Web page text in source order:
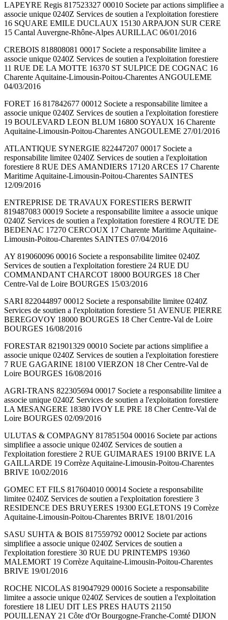
LAPEYRE Regis 817523327 00010 Societe par actions simplifiee a
associe unique 0240Z Services de soutien a l'exploitation forestiere
16 SQUARE EMILE DUCLAUX 15130 ARPAJON SUR CERE
15 Cantal Auvergne-Rhône-Alpes AURILLAC 06/01/2016
CREBOIS 818808081 00017 Societe a responsabilite limitee a
associe unique 0240Z Services de soutien a l'exploitation forestiere
11 RUE DE LA MOTTE 16370 ST SULPICE DE COGNAC 16
Charente Aquitaine-Limousin-Poitou-Charentes ANGOULEME
04/03/2016
FORET 16 817842677 00012 Societe a responsabilite limitee a
associe unique 0240Z Services de soutien a l'exploitation forestiere
19 BOULEVARD LEON BLUM 16800 SOYAUX 16 Charente
Aquitaine-Limousin-Poitou-Charentes ANGOULEME 27/01/2016
ATLANTIQUE SYNERGIE 822447207 00017 Societe a
responsabilite limitee 0240Z Services de soutien a l'exploitation
forestiere 8 RUE DES AMANDIERS 17120 ARCES 17 Charente
Maritime Aquitaine-Limousin-Poitou-Charentes SAINTES
12/09/2016
ENTREPRISE DE TRAVAUX FORESTIERS BERWIT
819487083 00019 Societe a responsabilite limitee a associe unique
0240Z Services de soutien a l'exploitation forestiere 4 ROUTE DE
BEDENAC 17270 CERCOUX 17 Charente Maritime Aquitaine-
Limousin-Poitou-Charentes SAINTES 07/04/2016
AY 819060096 00016 Societe a responsabilite limitee 0240Z
Services de soutien a l'exploitation forestiere 24 RUE DU
COMMANDANT CHARCOT 18000 BOURGES 18 Cher
Centre-Val de Loire BOURGES 15/03/2016
SARI 822044897 00012 Societe a responsabilite limitee 0240Z
Services de soutien a l'exploitation forestiere 51 AVENUE PIERRE
BEREGOVOY 18000 BOURGES 18 Cher Centre-Val de Loire
BOURGES 16/08/2016
FORESTAR 821901329 00010 Societe par actions simplifiee a
associe unique 0240Z Services de soutien a l'exploitation forestiere
7 RUE GAGARINE 18100 VIERZON 18 Cher Centre-Val de
Loire BOURGES 16/08/2016
AGRI-TRANS 822305694 00017 Societe a responsabilite limitee a
associe unique 0240Z Services de soutien a l'exploitation forestiere
LA MESANGERE 18380 IVOY LE PRE 18 Cher Centre-Val de
Loire BOURGES 02/09/2016
ULUTAS & COMPAGNY 817851504 00016 Societe par actions
simplifiee a associe unique 0240Z Services de soutien a
l'exploitation forestiere 2 RUE GUIMARAES 19100 BRIVE LA
GAILLARDE 19 Corrèze Aquitaine-Limousin-Poitou-Charentes
BRIVE 10/02/2016
GOMEC ET FILS 817604010 00014 Societe a responsabilite
limitee 0240Z Services de soutien a l'exploitation forestiere 3
RESIDENCE DES BRUYERES 19300 EGLETONS 19 Corrèze
Aquitaine-Limousin-Poitou-Charentes BRIVE 18/01/2016
SASU SUHTA & BOIS 817559792 00012 Societe par actions
simplifiee a associe unique 0240Z Services de soutien a
l'exploitation forestiere 30 RUE DU PRINTEMPS 19360
MALEMORT 19 Corrèze Aquitaine-Limousin-Poitou-Charentes
BRIVE 19/01/2016
ROCHE NICOLAS 819047929 00016 Societe a responsabilite
limitee a associe unique 0240Z Services de soutien a l'exploitation
forestiere 18 LIEU DIT LES PRES HAUTS 21150
POUILLENAY 21 Côte d'Or Bourgogne-Franche-Comté DIJON